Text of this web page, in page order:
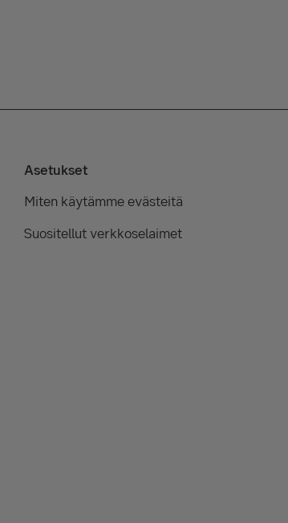
Asetukset
Miten käytämme evästeitä
Suositellut verkkoselaimet